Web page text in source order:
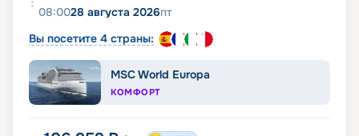
08:0028 августа 2026пт
Вы посетите 4 страны:
MSC World Europa
КОМФОРТ